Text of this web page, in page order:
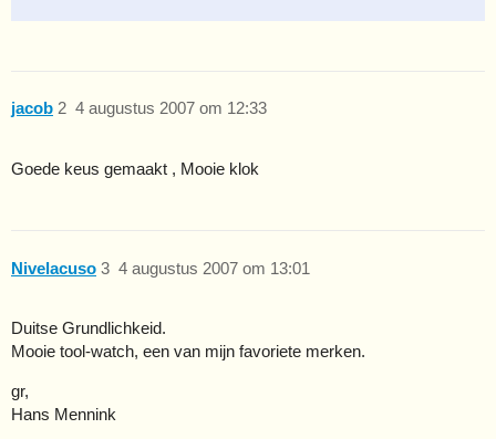
jacob 4 augustus 2007 om 12:33
2
Goede keus gemaakt , Mooie klok
Nivelacuso 4 augustus 2007 om 13:01
3
Duitse Grundlichkeid.
Mooie tool-watch, een van mijn favoriete merken.
gr,
Hans Mennink